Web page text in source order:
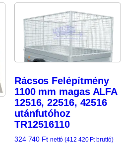
Rácsos Felépítmény
1100 mm magas ALFA
12516, 22516, 42516
utánfutóhoz
TR12516110
324 740 Ft nettó (412 420 Ftbruttó)